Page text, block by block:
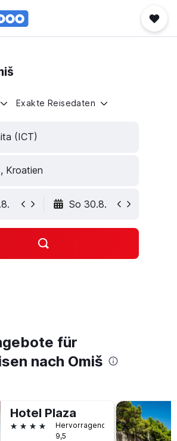
Exakte Reisedaten
(ICT)
Kroatien
So 30.8.
für
nach Omiš
Hotel Plaza
4 Sterne
Hervorragend
9,5